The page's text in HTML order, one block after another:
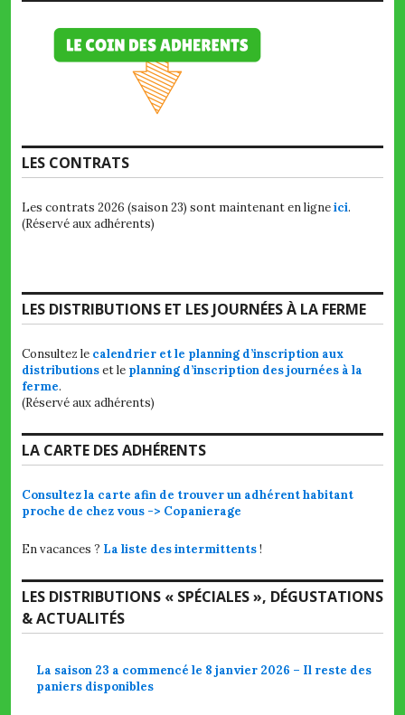
LES CONTRATS
Les contrats 2026 (saison 23) sont maintenant en ligneici.
(Réservé aux adhérents)
LES DISTRIBUTIONS ET LES JOURNÉES À LA FERME
Consultez le calendrier et le planning d’inscription aux
distributionset le planning d’inscription des journées à la
ferme.
(Réservé aux adhérents)
LA CARTE DES ADHÉRENTS
Consultez la carte afin de trouver un adhérent habitant
proche de chez vous -> Copanierage
En vacances ? La liste des intermittents!
LES DISTRIBUTIONS « SPÉCIALES », DÉGUSTATIONS
& ACTUALITÉS
La saison 23 a commencé le 8 janvier 2026 – Il reste des
paniers disponibles